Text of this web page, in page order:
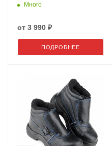
Много
от 3 990 ₽
ПОДРОБНЕЕ